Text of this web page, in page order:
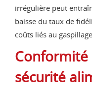
irrégulière peut
baisse du taux de
coûts liés au gaspillage.
sécurité